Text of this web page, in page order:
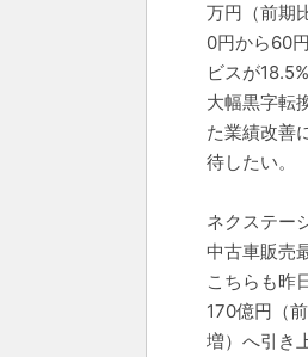
万円（前期
0円から60
ビスが
大幅黒字転
た業績改善
待したい。
ネクステー
中古車販売
こちらも昨
170億円（
増）へ引き